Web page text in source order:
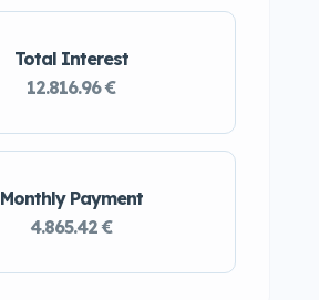
Monthly Payment
4.865.42 €
Total Interest
12.816.96 €